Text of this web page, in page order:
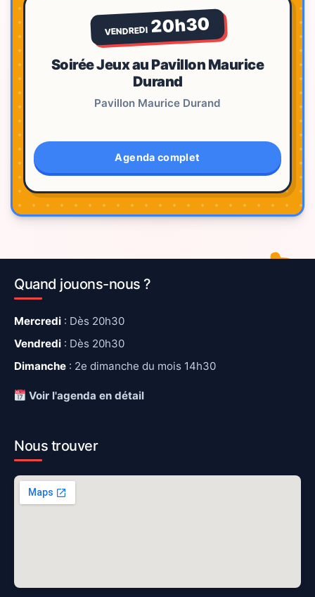
VENDREDI 20h30
Soirée Jeux au Pavillon Maurice
Durand
Pavillon Maurice Durand
Agenda complet
Quand jouons-nous ?
Mercredi : Dès 20h30
Vendredi : Dès 20h30
Dimanche : 2e dimanche du mois 14h30
Voir l'agenda en détail
Nous trouver